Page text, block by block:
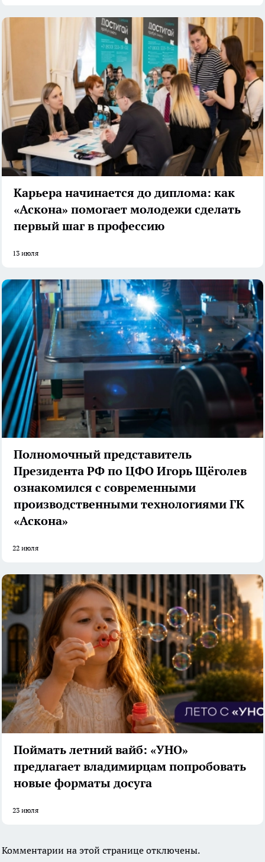
Карьера начинается до диплома: как
«Аскона» помогает молодежи сделать
первый шаг в профессию
13 июля
Полномочный представитель
Президента РФ по ЦФО Игорь Щёголев
ознакомился с современными
производственными технологиями ГК
«Аскона»
22 июля
Поймать летний вайб: «УНО»
предлагает владимирцам попробовать
новые форматы досуга
23 июля
Комментарии на этой странице отключены.